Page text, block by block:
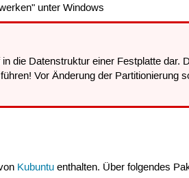
unter Windows
die Datenstruktur einer Festplatte dar.
Vor Änderung der Partitionierung
Kubuntu enthalten. Über folgendes